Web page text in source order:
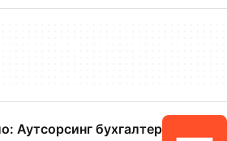
Аутсорсинг бухгалтер